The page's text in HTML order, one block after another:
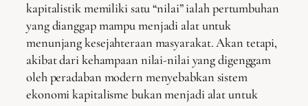
kapitalistik memiliki satu “nilai” ialah pertumbuhan
yang dianggap mampu menjadi alat untuk
menunjang kesejahteraan masyarakat. Akan tetapi,
akibat dari kehampaan nilai-nilai yang digenggam
oleh peradaban modern menyebabkan sistem
ekonomi kapitalisme bukan menjadi alat untuk